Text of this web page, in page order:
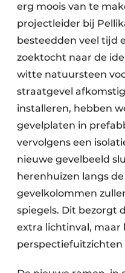
erg moois van te
projectleider bij
besteedden veel tijd
zoektocht naar de
witte natuursteen
straatgevel
installeren, hebben
gevelplaten in
vervolgens een
nieuwe gevelbeeld
herenhuizen langs
gevelkolommen
spiegels. Dit bezorgt
extra lichtinval, maar
perspectiefuitzichten